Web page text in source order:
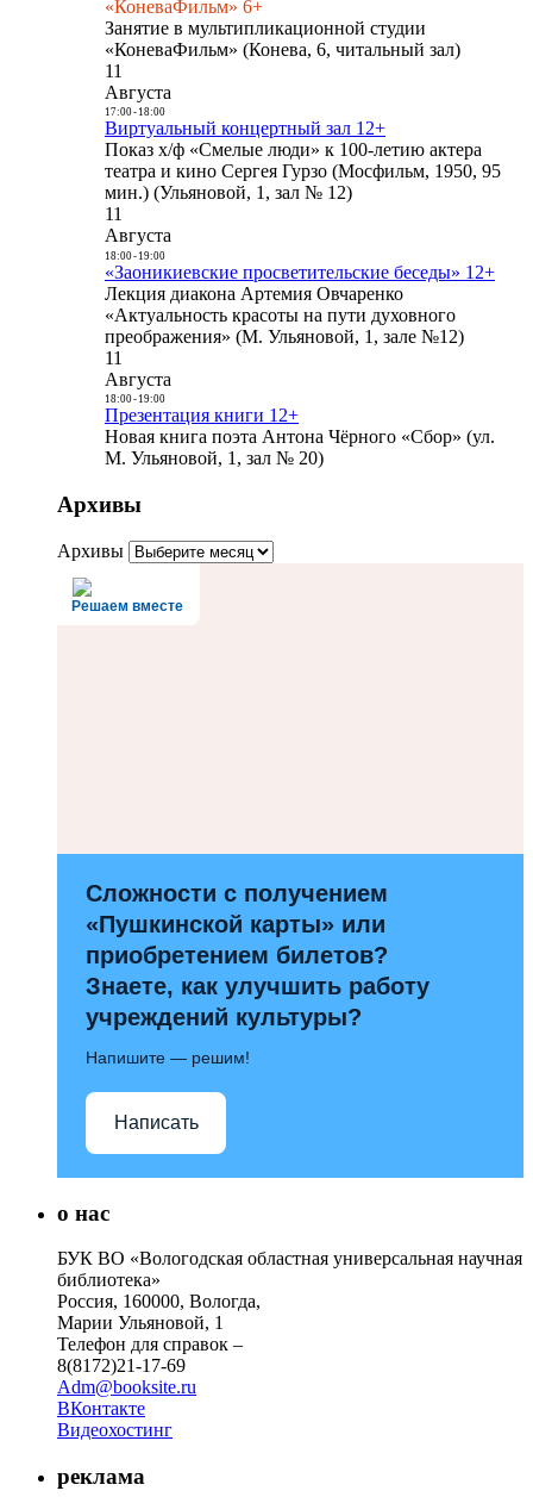
«КоневаФильм» 6+
Занятие в мультипликационной студии
«КоневаФильм» (Конева, 6, читальный зал)
11
Августа
17:00- 18:00
Виртуальный концертный зал 12+
Показ х/ф «Смелые люди» к 100-летию актера
театра и кино Сергея Гурзо (Мосфильм, 1950, 95
мин.) (Ульяновой, 1, зал № 12)
11
Августа
18:00- 19:00
«Заоникиевские просветительские беседы» 12+
Лекция диакона Артемия Овчаренко
«Актуальность красоты на пути духовного
преображения» (М. Ульяновой, 1, зале №12)
11
Августа
18:00- 19:00
Презентация книги 12+
Новая книга поэта Антона Чёрного «Сбор» (ул.
М. Ульяновой, 1, зал № 20)
Архивы
Архивы
Решаем вместе
Сложности с получением
«Пушкинской карты» или
приобретением билетов?
Знаете, как улучшить работу
учреждений культуры?
Напишите — решим!
Написать
о нас
БУК ВО «Вологодская областная универсальная научная
библиотека»
Россия, 160000, Вологда,
Марии Ульяновой, 1
Телефон для справок –
8(8172)21-17-69
Adm@booksite.ru
ВКонтакте
Видеохостинг
реклама